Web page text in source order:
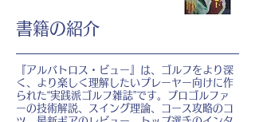
書籍の紹介
『アルバトロス・ビュー』は、ゴルフをより深
く、より楽しく理解したいプレーヤー向けに作
られた“実践派ゴルフ雑誌”です。プロゴルファ
ーの技術解説、スイング理論、コース攻略のコ